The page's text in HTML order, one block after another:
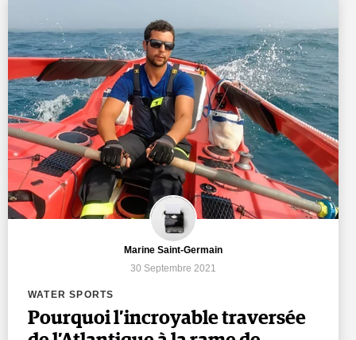
Marine Saint-Germain
30 Septembre 2021
WATER SPORTS
Pourquoi l’incroyable traversée